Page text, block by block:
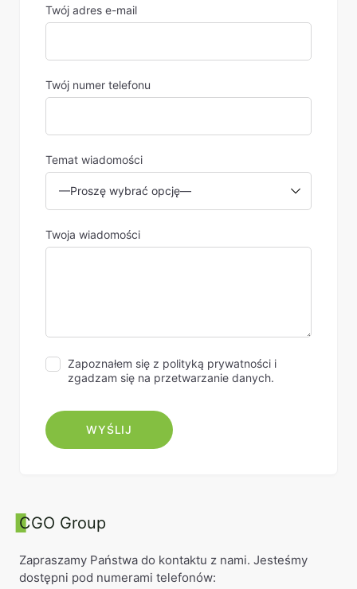
Twój adres e-mail
Twój numer telefonu
Temat wiadomości
Twoja wiadomości
Zapoznałem się z polityką prywatności i
zgadzam się na przetwarzanie danych.
CGO Group
Zapraszamy Państwa do kontaktu z nami. Jesteśmy
dostępni pod numerami telefonów: